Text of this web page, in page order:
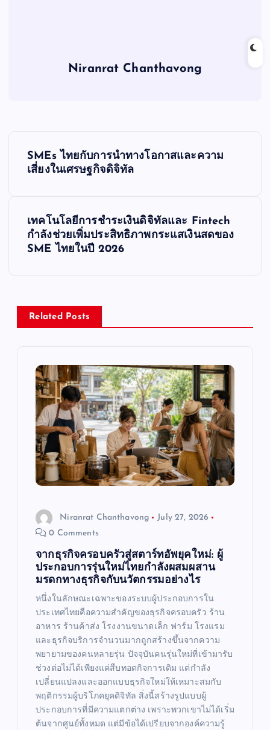
Niranrat Chanthavong
v
SMEs ไทยกับการนำทางโอกาสและความ
เสี่ยงในเศรษฐกิจดิจิทัล
เทคโนโลยีการชำระเงินดิจิทัลและ Fintech
กำลังช่วยเพิ่มประสิทธิภาพกระแสเงินสดของ
SME ไทยในปี 2026
Related Posts
Niranrat Chanthavong
July 27, 2026
0 Comments
จากธุรกิจครอบครัวสู่สตาร์ทอัพยุคใหม่: ผู้
ประกอบการรุ่นใหม่ไทยกำลังผสมผสาน
มรดกทางธุรกิจกับนวัตกรรมอย่างไร
หนึ่งในลักษณะเฉพาะของระบบผู้ประกอบการใน
ประเทศไทยคือความสำคัญของธุรกิจครอบครัว ร้าน
อาหาร ร้านค้าส่ง โรงงานขนาดเล็ก ฟาร์ม โรงแรม
และธุรกิจบริการจำนวนมากถูกสร้างขึ้นจากความ
พยายามของคนหลายรุ่น ปัจจุบันคนรุ่นใหม่ที่เข้ามารับ
ช่วงต่อไม่ได้เพียงแค่สืบทอดกิจการเดิม แต่กำลัง
เปลี่ยนแปลงและออกแบบธุรกิจใหม่ให้เหมาะสมกับ
พฤติกรรมผู้บริโภคยุคดิจิทัล สิ่งนี้สร้างรูปแบบผู้
ประกอบการที่มีความแตกต่าง เพราะพวกเขาไม่ได้เริ่ม
ต้นจากศูนย์ทั้งหมด แต่มีข้อได้เปรียบจากองค์ความรู้